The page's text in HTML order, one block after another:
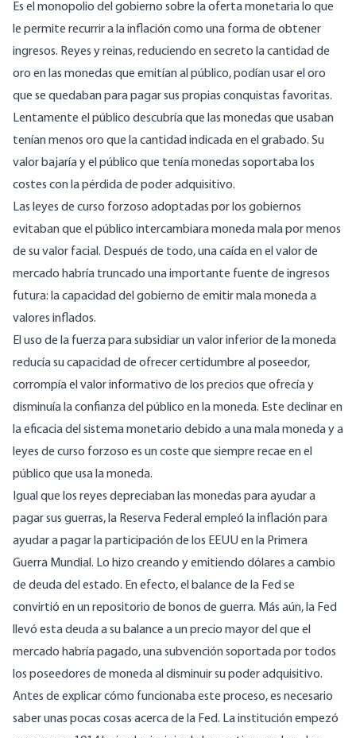
Es el monopolio del gobierno sobre la oferta monetaria lo que
le permite recurrir a la inflación como una forma de obtener
ingresos. Reyes y reinas, reduciendo en secreto la cantidad de
oro en las monedas que emitían al público, podían usar el oro
que se quedaban para pagar sus propias conquistas favoritas.
Lentamente el público descubría que las monedas que usaban
tenían menos oro que la cantidad indicada en el grabado. Su
valor bajaría y el público que tenía monedas soportaba los
costes con la pérdida de poder adquisitivo.
Las leyes de curso forzoso adoptadas por los gobiernos
evitaban que el público intercambiara moneda mala por menos
de su valor facial. Después de todo, una caída en el valor de
mercado habría truncado una importante fuente de ingresos
futura: la capacidad del gobierno de emitir mala moneda a
valores inflados.
El uso de la fuerza para subsidiar un valor inferior de la moneda
reducía su capacidad de ofrecer certidumbre al poseedor,
corrompía el valor informativo de los precios que ofrecía y
disminuía la confianza del público en la moneda. Este declinar en
la eficacia del sistema monetario debido a una mala moneda y a
leyes de curso forzoso es un coste que siempre recae en el
público que usa la moneda.
Igual que los reyes depreciaban las monedas para ayudar a
pagar sus guerras, la Reserva Federal empleó la inflación para
ayudar a pagar la participación de los EEUU en la Primera
Guerra Mundial. Lo hizo creando y emitiendo dólares a cambio
de deuda del estado. En efecto, el balance de la Fed se
convirtió en un repositorio de bonos de guerra. Más aún, la Fed
llevó esta deuda a su balance a un precio mayor del que el
mercado habría pagado, una subvención soportada por todos
los poseedores de moneda al disminuir su poder adquisitivo.
Antes de explicar cómo funcionaba este proceso, es necesario
saber unas pocas cosas acerca de la Fed. La institución empezó